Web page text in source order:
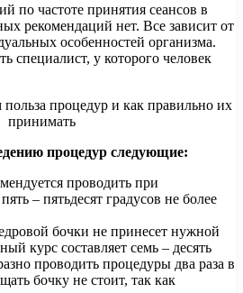
по частоте принятия сеансов в
рекомендаций нет. Все зависит от
особенностей организма.
специалист, у которого человек
процедур следующие:
проводить при
– пятьдесят градусов не более
бочки не принесет нужной
курс составляет семь – десять
проводить процедуры два раза в
бочку не стоит, так как